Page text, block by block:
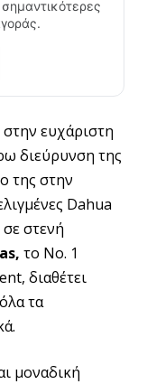
στην ευχάριστη
διεύρυνση της
της στην
Dahua
στενή
το No. 1
διαθέτει
τα
μοναδική